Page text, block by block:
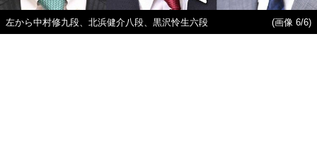
左から中村修九段、北浜健介八段、黒沢怜生六段 (画像 6/6)